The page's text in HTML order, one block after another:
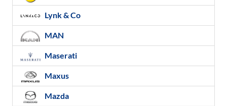
Lynk & Co
MAN
Maserati
Maxus
Mazda